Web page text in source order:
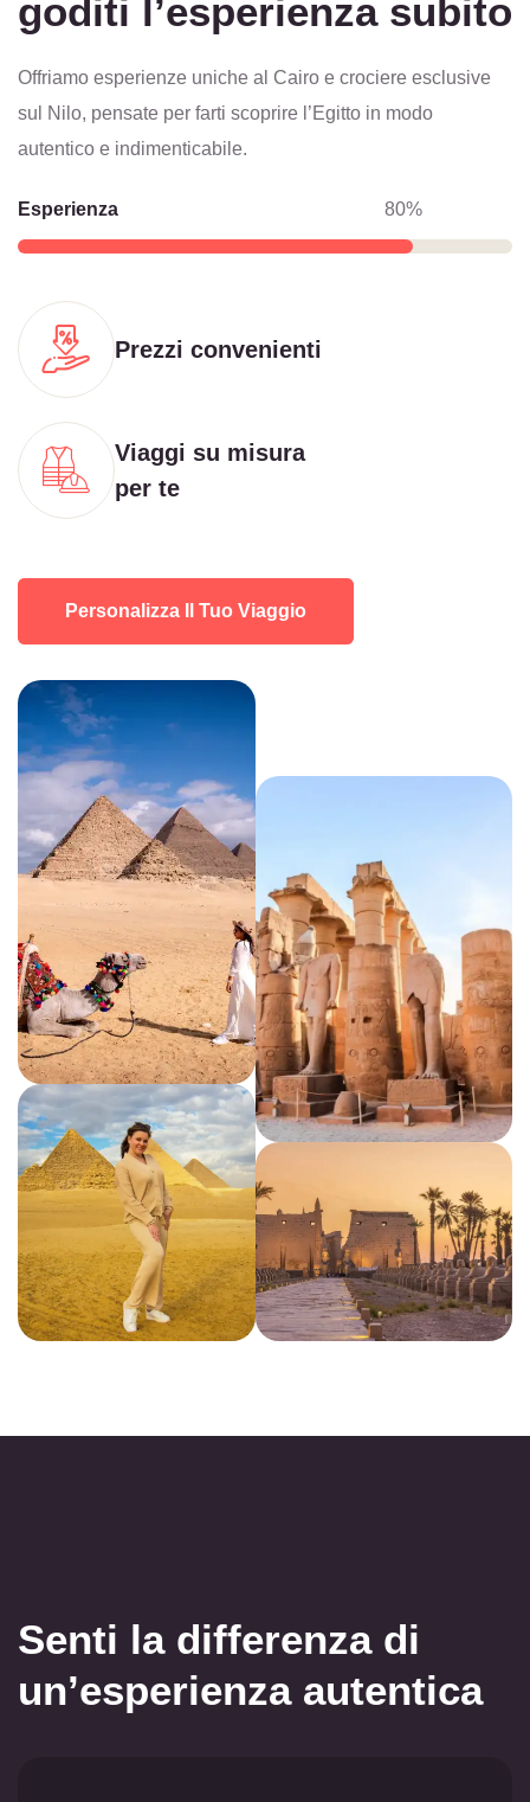
goditi l’esperienza subito
Offriamo esperienze uniche al Cairo e crociere esclusive
sul Nilo, pensate per farti scoprire l’Egitto in modo
autentico e indimenticabile.
Esperienza 80%
Prezzi convenienti
Viaggi su misura
per te
Personalizza Il Tuo Viaggio
Senti la differenza di
un’esperienza autentica